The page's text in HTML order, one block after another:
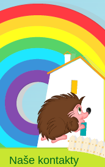
Naše kontakty